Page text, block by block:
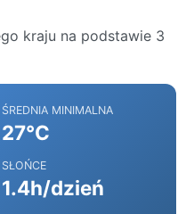
kraju na podstawie 3
ŚREDNIA MINIMALNA
27°C
SŁOŃCE
1.4h/dzień